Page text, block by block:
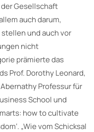
Gesellschaft
auch darum,
und auch vor
nicht
prämierte das
Prof. Dorothy Leonard,
Professur für
School und
how to cultivate
„Wie vom Schicksal